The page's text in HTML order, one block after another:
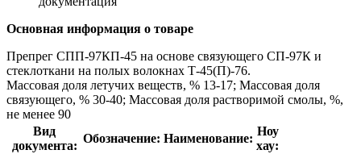
Основная информация о товаре
Препрег СПП-97КП-45 на основе связующего СП-97К и
стеклоткани на полых волокнах Т-45(П)-76.
Массовая доля летучих веществ, % 13-17; Массовая доля
связующего, % 30-40; Массовая доля растворимой смолы, %,
не менее 90
Вид
документа:
Обозначение: Наименование:
Ноу
хау: